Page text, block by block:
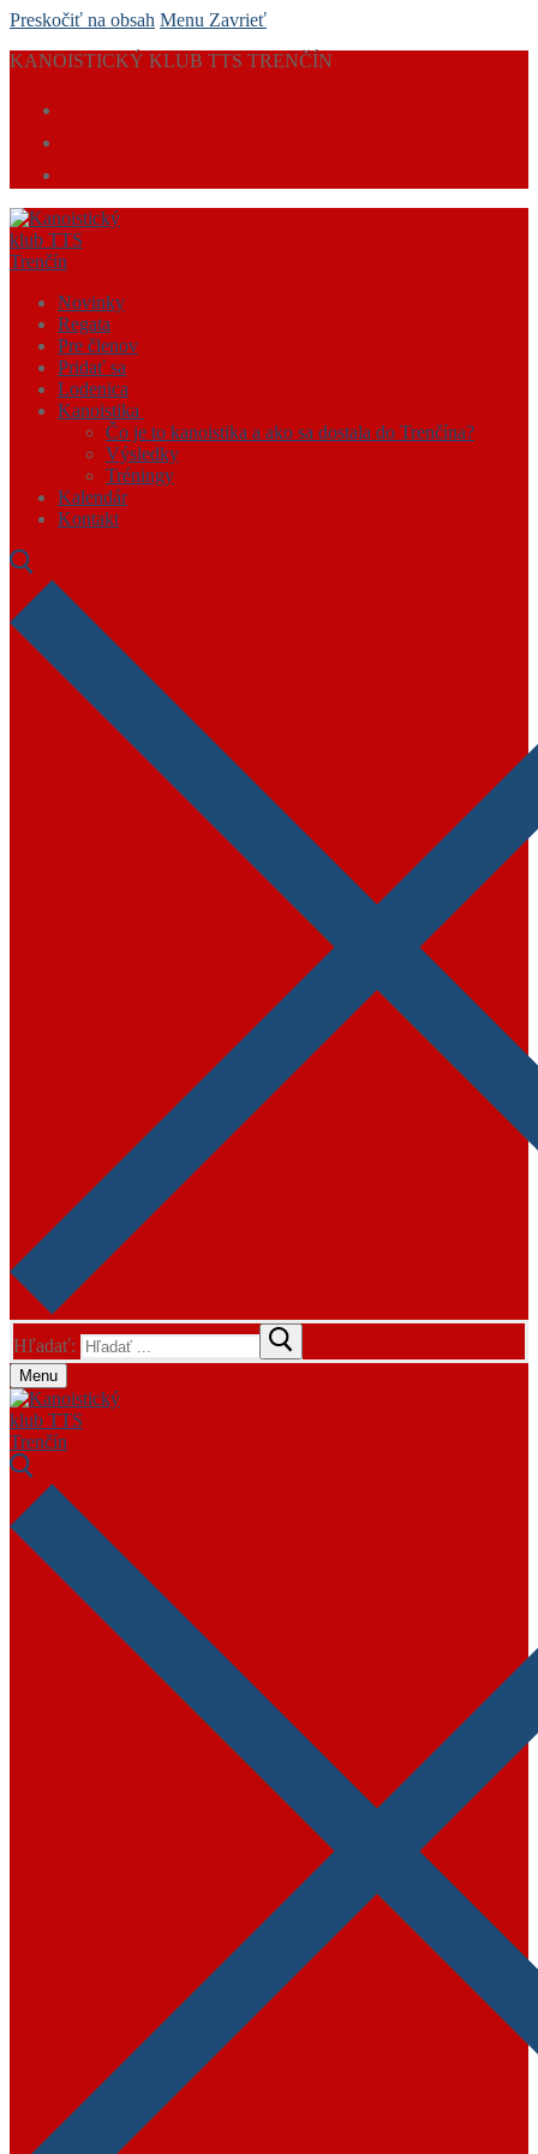
Preskočiť na obsah Menu Zavrieť
KANOISTICKÝ KLUB TTS TRENČÍN
Novinky
Regata
Pre členov
Pridať sa
Lodenica
Kanoistika
Čo je to kanoistika a ako sa dostala do Trenčína?
Výsledky
Tréningy
Kalendár
Kontakt
Hľadať:
Menu